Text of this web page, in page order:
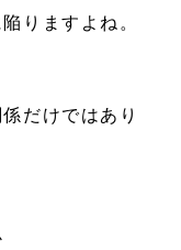
りますよね。
だけではあり